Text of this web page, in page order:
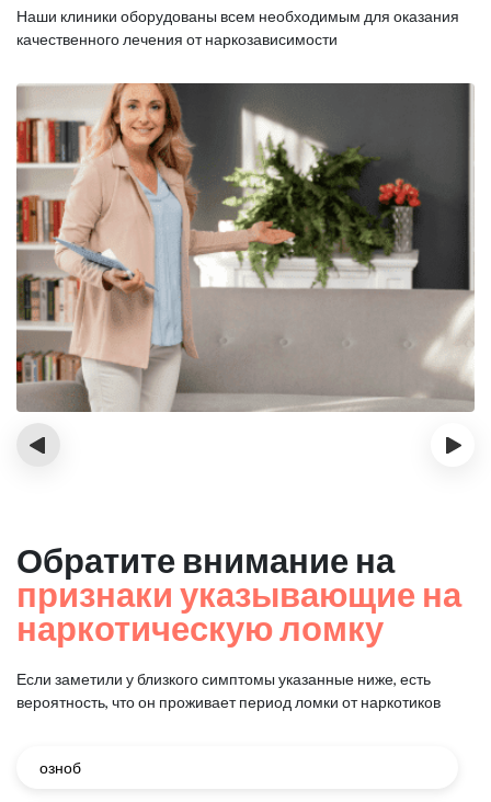
Наши клиники оборудованы всем необходимым для оказания
качественного лечения от наркозависимости
‹ ›
Обратите внимание на
признаки указывающие на
наркотическую ломку
Если заметили у близкого симптомы указанные ниже, есть
вероятность, что он проживает период ломки от наркотиков
озноб